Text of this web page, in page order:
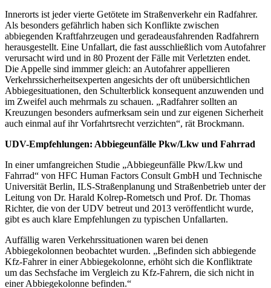
Innerorts ist jeder vierte Getötete im Straßenverkehr ein Radfahrer.
Als besonders gefährlich haben sich Konflikte zwischen
abbiegenden Kraftfahrzeugen und geradeausfahrenden Radfahrern
herausgestellt. Eine Unfallart, die fast ausschließlich vom Autofahrer
verursacht wird und in 80 Prozent der Fälle mit Verletzten endet.
Die Appelle sind immmer gleich: an Autofahrer appellieren
Verkehrssicherheitsexperten angesichts der oft unübersichtlichen
Abbiegesituationen, den Schulterblick konsequent anzuwenden und
im Zweifel auch mehrmals zu schauen. „Radfahrer sollten an
Kreuzungen besonders aufmerksam sein und zur eigenen Sicherheit
auch einmal auf ihr Vorfahrtsrecht verzichten“, rät Brockmann.
UDV-Empfehlungen: Abbiegeunfälle Pkw/Lkw und Fahrrad
In einer umfangreichen Studie „Abbiegeunfälle Pkw/Lkw und
Fahrrad“ von HFC Human Factors Consult GmbH und Technische
Universität Berlin, ILS-Straßenplanung und Straßenbetrieb unter der
Leitung von Dr. Harald Kolrep-Rometsch und Prof. Dr. Thomas
Richter, die von der UDV betreut und 2013 veröffentlicht wurde,
gibt es auch klare Empfehlungen zu typischen Unfallarten.
Auffällig waren Verkehrssituationen waren bei denen
Abbiegekolonnen beobachtet wurden. „Befinden sich abbiegende
Kfz-Fahrer in einer Abbiegekolonne, erhöht sich die Konfliktrate
um das Sechsfache im Vergleich zu Kfz-Fahrern, die sich nicht in
einer Abbiegekolonne befinden.“